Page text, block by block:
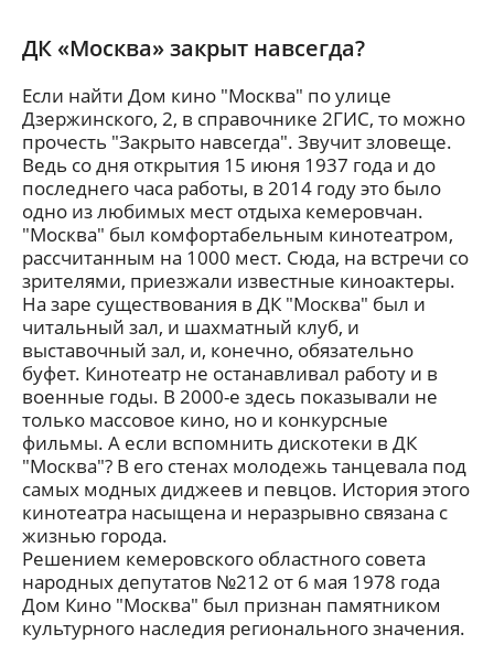
ДК «Москва» закрыт навсегда?
Если найти Дом кино "Москва" по улице
Дзержинского, 2, в справочнике 2ГИС, то можно
прочесть "Закрыто навсегда". Звучит зловеще.
Ведь со дня открытия 15 июня 1937 года и до
последнего часа работы, в 2014 году это было
одно из любимых мест отдыха кемеровчан.
"Москва" был комфортабельным кинотеатром,
рассчитанным на 1000 мест. Сюда, на встречи со
зрителями, приезжали известные киноактеры.
На заре существования в ДК "Москва" был и
читальный зал, и шахматный клуб, и
выставочный зал, и, конечно, обязательно
буфет. Кинотеатр не останавливал работу и в
военные годы. В 2000-е здесь показывали не
только массовое кино, но и конкурсные
фильмы. А если вспомнить дискотеки в ДК
"Москва"? В его стенах молодежь танцевала под
самых модных диджеев и певцов. История этого
кинотеатра насыщена и неразрывно связана с
жизнью города.
Решением кемеровского областного совета
народных депутатов №212 от 6 мая 1978 года
Дом Кино "Москва" был признан памятником
культурного наследия регионального значения.